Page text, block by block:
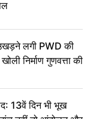
लगी PWD की
निर्माण गुणवत्ता की
13वें दिन भी भूख